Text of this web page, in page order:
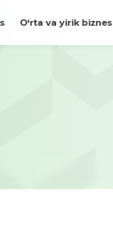
O‘rta va yirik biznes